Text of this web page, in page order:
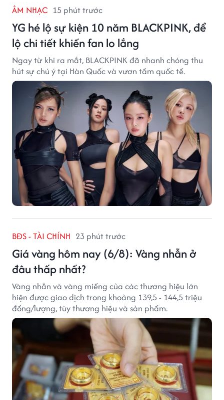
ÂM NHẠC 15 phút trước
YG hé lộ sự kiện 10 năm BLACKPINK, để
lộ chi tiết khiến fan lo lắng
Ngay từ khi ra mắt, BLACKPINK đã nhanh chóng thu
hút sự chú ý tại Hàn Quốc và vươn tầm quốc tế.
BĐS - TÀI CHÍNH 23 phút trước
Giá vàng hôm nay (6/8): Vàng nhẫn ở
đâu thấp nhất?
Vàng nhẫn và vàng miếng của các thương hiệu lớn
hiện được giao dịch trong khoảng 139,5 - 144,5 triệu
đồng/lượng, tùy thương hiệu và sản phẩm.